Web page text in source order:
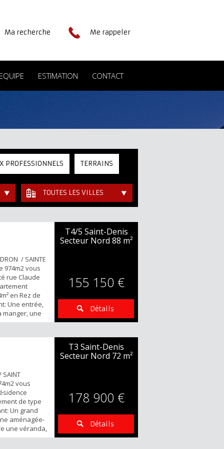
Me rappeler
Ma recherche
EQUIPE ESTIMATION CONTACT
PROFESSIONNELS TERRAINS
TOUTES LES VILLES
/ SAINTE
974m2 vous
rue Claude
en Rez de
Une entrée,
manger, une
et
POINTS
avec
T4/5 Saint-Denis
Secteur Nord 88 m²
155 150 €
Détails
SAINT
vous
de type
Un grand
aménagée-
une véranda,
climatisée,
T3 Saint-Denis
Secteur Nord 72 m²
178 900 €
Détails